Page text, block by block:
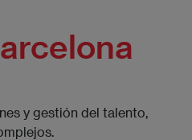
y gestión del talento,